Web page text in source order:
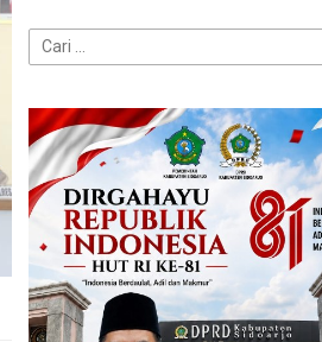
Cari
untuk: